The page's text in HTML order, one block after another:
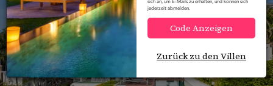
sich an, um E-Mails zu erhalten, und können sich
jederzeit abmelden.
Code Anzeigen
Zurück zu den Villen